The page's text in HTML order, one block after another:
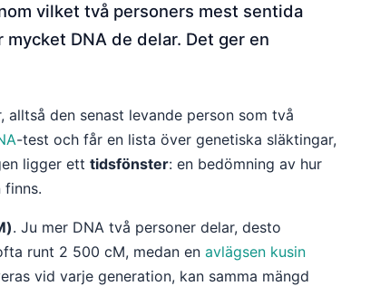
vilket två personers mest sentida
DNA de delar. Det ger en
den senast levande person som två
-test och får en lista över genetiska släktingar,
ligger ett tidsfönster: en bedömning av hur
finns.
. Ju mer DNA två personer delar, desto
runt 2 500 cM, medan en avlägsen kusin
vid varje generation, kan samma mängd